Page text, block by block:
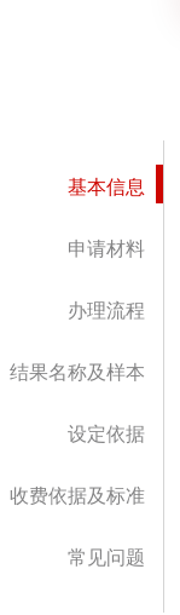
基本信息
申请材料
办理流程
结果名称及样本
设定依据
收费依据及标准
常见问题